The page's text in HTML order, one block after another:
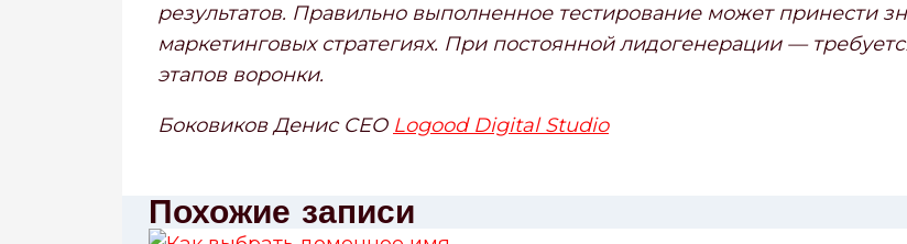
результатов. Правильно выполненное тестирование может принести
маркетинговых стратегиях. При постоянной лидогенерации —
этапов воронки.
Боковиков Денис CEO Logood Digital Studio
Похожие записи